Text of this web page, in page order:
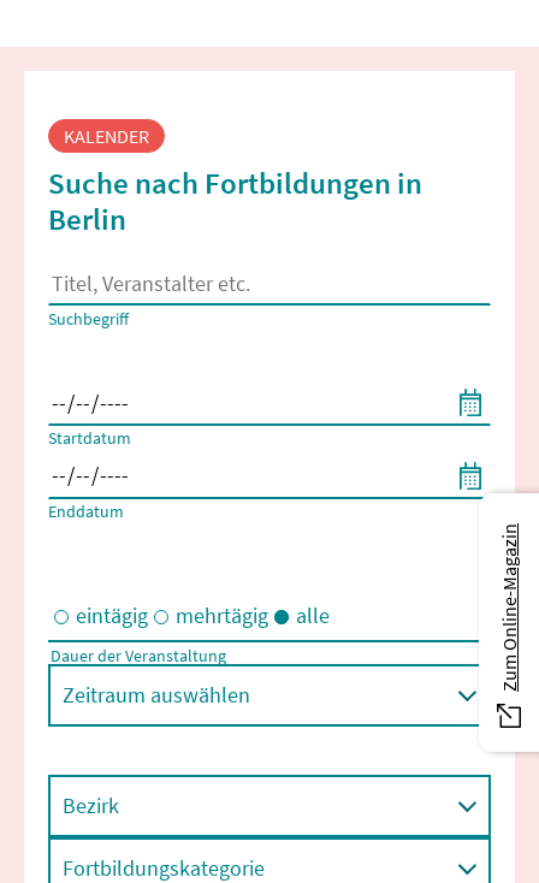
Fortbildungssuche
KALENDER
Suche nach Fortbildungen in
Berlin
Es erscheinen Suchvorschläge, wenn mindestens 2 Zeichen
Suchbegriff
Startdatum
Enddatum
Eintägige und/oder mehrtägige Veranstaltungen
eintägig mehrtägig alle
Dauer der Veranstaltung
Zeitraum auswählen
Bezirk
Fortbildungskategorie
Zum Online-Magazin